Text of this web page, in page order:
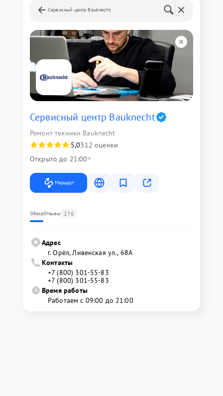
Сервисный центр Bauknecht
Сервисный центр Bauknecht
Ремонт техники Bauknecht
5,0312 оценки
Открыто до 21:00
Маршрут
ОбзорОтзывы 276
Адрес
г. Орёл, Ливенская ул., 68А
Контакты
+7 (800) 301-55-83
+7 (800) 301-55-83
Время работы
Работаем с 09:00 до 21:00